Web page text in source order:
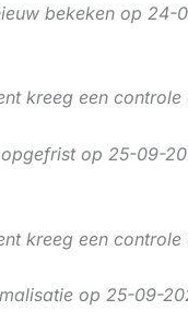
bekeken op 24-
kreeg een
op 25-09-
kreeg een
op 25-09-